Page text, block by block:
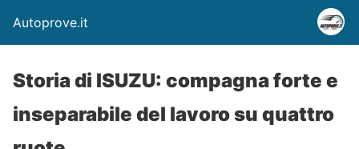
Autoprove.it
Storia di ISUZU: compagna forte e
inseparabile del lavoro su quattro